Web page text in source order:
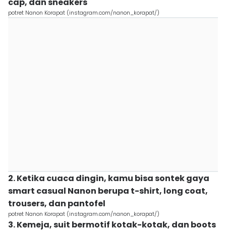
potret Nanon Korapat (instagram.com/nanon_korapat/)
2. Ketika cuaca dingin, kamu bisa sontek gaya
smart casual Nanon berupa t-shirt, long coat,
trousers, dan pantofel
potret Nanon Korapat (instagram.com/nanon_korapat/)
3. Kemeja, suit bermotif kotak-kotak, dan boots